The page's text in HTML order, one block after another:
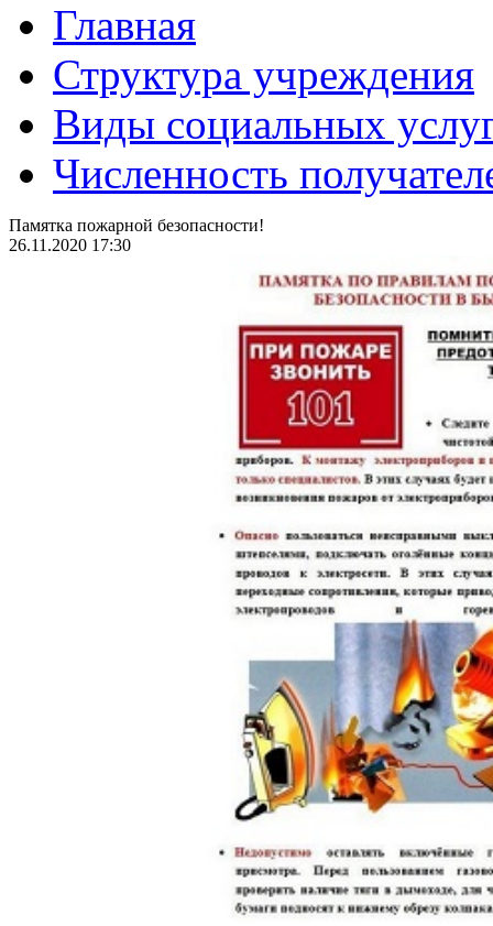
Главная
Структура учреждения
Виды социальных
Численность
Памятка пожарной безопасности!
26.11.2020 17:30